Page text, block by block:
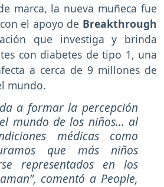
marca, la nueva muñeca fue
el apoyo de Breakthrough
que investiga y brinda
con diabetes de tipo 1, una
a cerca de 9 millones de
mundo.
a formar la percepción
mundo de los niños… al
médicas como
que más niños
representados en los
comentó a People,